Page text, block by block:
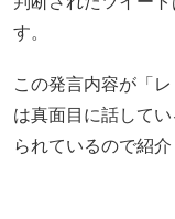
す。
この発言内容が「
は真面目に話して
られているので紹介